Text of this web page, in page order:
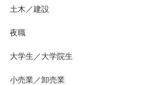
土木／建設
夜職
大学生／大学院生
小売業／卸売業